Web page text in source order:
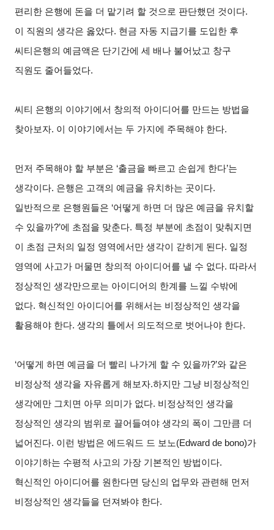
편리한 은행에 돈을 더 맡기려 할 것으로 판단했던 것이다.
이 직원의 생각은 옳았다. 현금 자동 지급기를 도입한 후
씨티은행의 예금액은 단기간에 세 배나 불어났고 창구
직원도 줄어들었다.
씨티 은행의 이야기에서 창의적 아이디어를 만드는 방법을
찾아보자. 이 이야기에서는 두 가지에 주목해야 한다.
먼저 주목해야 할 부분은 ‘출금을 빠르고 손쉽게 한다’는
생각이다. 은행은 고객의 예금을 유치하는 곳이다.
일반적으로 은행원들은 ‘어떻게 하면 더 많은 예금을 유치할
수 있을까?’에 초점을 맞춘다. 특정 부분에 초점이 맞춰지면
이 초점 근처의 일정 영역에서만 생각이 갇히게 된다. 일정
영역에 사고가 머물면 창의적 아이디어를 낼 수 없다. 따라서
정상적인 생각만으로는 아이디어의 한계를 느낄 수밖에
없다. 혁신적인 아이디어를 위해서는 비정상적인 생각을
활용해야 한다. 생각의 틀에서 의도적으로 벗어나야 한다.
‘어떻게 하면 예금을 더 빨리 나가게 할 수 있을까?’와 같은
비정상적 생각을 자유롭게 해보자.하지만 그냥 비정상적인
생각에만 그치면 아무 의미가 없다. 비정상적인 생각을
정상적인 생각의 범위로 끌어들여야 생각의 폭이 그만큼 더
넓어진다. 이런 방법은 에드워드 드 보노(Edward de bono)가
이야기하는 수평적 사고의 가장 기본적인 방법이다.
혁신적인 아이디어를 원한다면 당신의 업무와 관련해 먼저
비정상적인 생각들을 던져봐야 한다.